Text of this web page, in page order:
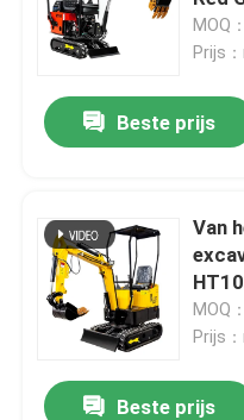
MOQ
Prijs
Beste prijs
Van
MOQ
Prijs
Beste prijs